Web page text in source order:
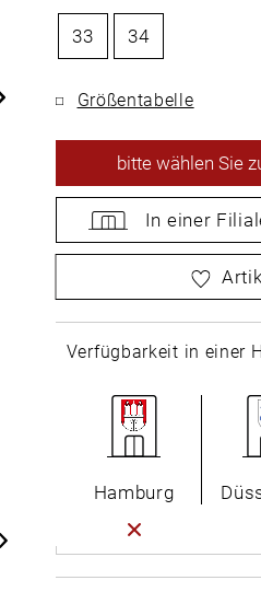
33 34
Größentabelle
bittewählen Sie
In einer
wählen Sie
Verfügbarkeit in einer
Hamburg